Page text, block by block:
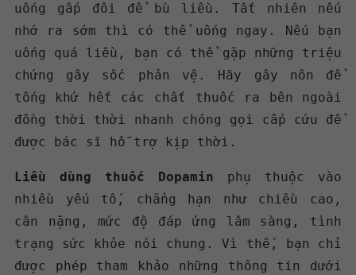
uống gấp đôi để bù liều. Tất nhiên nếu
nhớ ra sớm thì có thể uống ngay. Nếu bạn
uống quá liều, bạn có thể gặp những triệu
chứng gây sốc phản vệ. Hãy gây nôn để
tống khứ hết các chất thuốc ra bên ngoài
đồng thời thời nhanh chóng gọi cấp cứu để
được bác sĩ hỗ trợ kịp thời.
Liều dùng thuốc Dopamin phụ thuộc vào
nhiều yếu tố, chẳng hạn như chiều cao,
cân nặng, mức độ đáp ứng lâm sàng, tình
trạng sức khỏe nói chung. Vì thế, bạn chỉ
được phép tham khảo những thông tin dưới